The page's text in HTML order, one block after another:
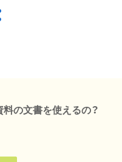
の文書を使えるの？